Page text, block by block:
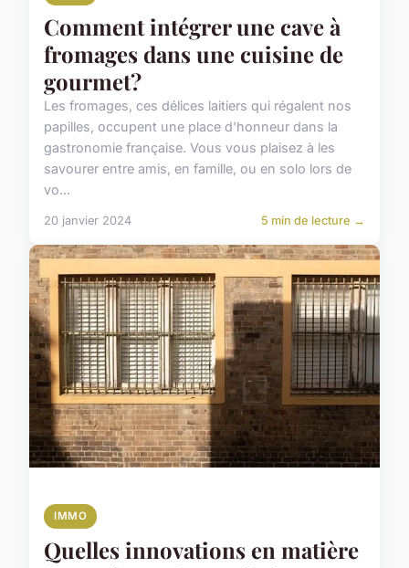
Comment intégrer une cave à
fromages dans une cuisine de
gourmet?
Les fromages, ces délices laitiers qui régalent nos
papilles, occupent une place d'honneur dans la
gastronomie française. Vous vous plaisez à les
savourer entre amis, en famille, ou en solo lors de
vo...
20 janvier 2024 5 min de lecture →
IMMO
Quelles innovations en matière